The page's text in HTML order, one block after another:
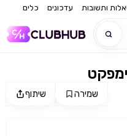
ותשובות עדכונים כלים
שיתוף שמירה